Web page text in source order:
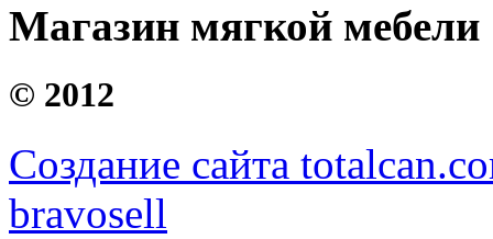
Магазин мягкой мебели
© 2012
Создание сайта
bravosell